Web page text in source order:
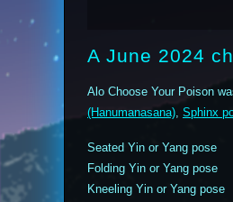
A June 2024
Alo Choose Your Poison
(Hanumanasana), Sphinx
Seated Yin or Yang pose
Folding Yin or Yang pose
Kneeling Yin or Yang pose